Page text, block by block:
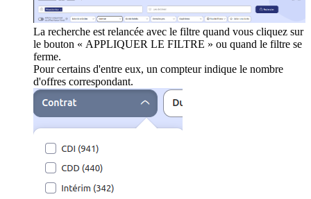
La recherche est relancée avec le filtre quand vous cliquez sur
le bouton « APPLIQUER LE FILTRE » ou quand le filtre se
ferme.
Pour certains d'entre eux, un compteur indique le nombre
d'offres correspondant.